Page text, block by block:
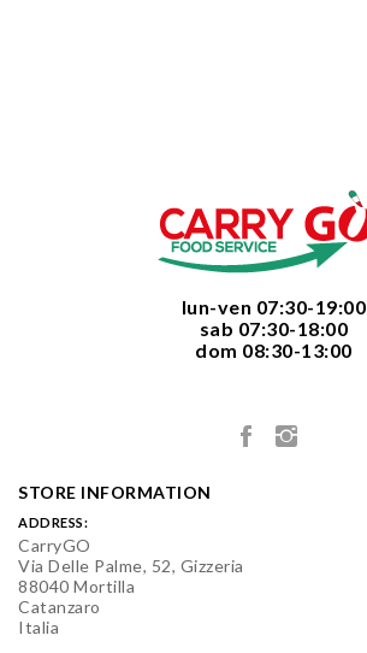
  lun-ven 07:30-19:00
  sab 07:30-18:00
  dom 08:30-13:00
STORE INFORMATION
ADDRESS:
CarryGO
Via Delle Palme, 52, Gizzeria
88040 Mortilla
Catanzaro
Italia